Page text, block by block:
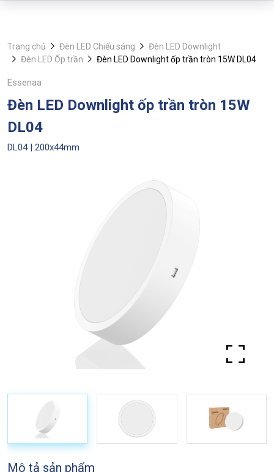
Trang chủ Đèn LED Chiếu sáng
Đèn LED Downlight
Đèn LED Ốp trần
Đèn LED Downlight ốp trần tròn 15W DL04
Essenaa
Đèn LED Downlight ốp trần tròn 15W
DL04
DL04 | 200x44mm
Mô tả sản phẩm